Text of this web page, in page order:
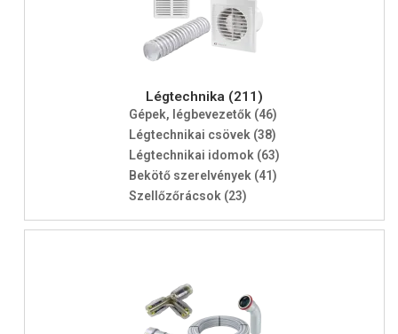
Légtechnika (211)
Gépek, légbevezetők (46)
Légtechnikai csövek (38)
Légtechnikai idomok (63)
Bekötő szerelvények (41)
Szellőzőrácsok (23)